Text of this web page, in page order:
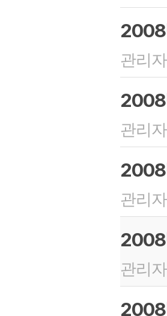
2008
관리자
2008
관리자
2008
관리자
2008
관리자
2008